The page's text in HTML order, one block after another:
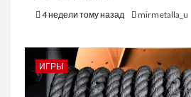
4 недели тому назад mirmetalla_u
ИГРЫ